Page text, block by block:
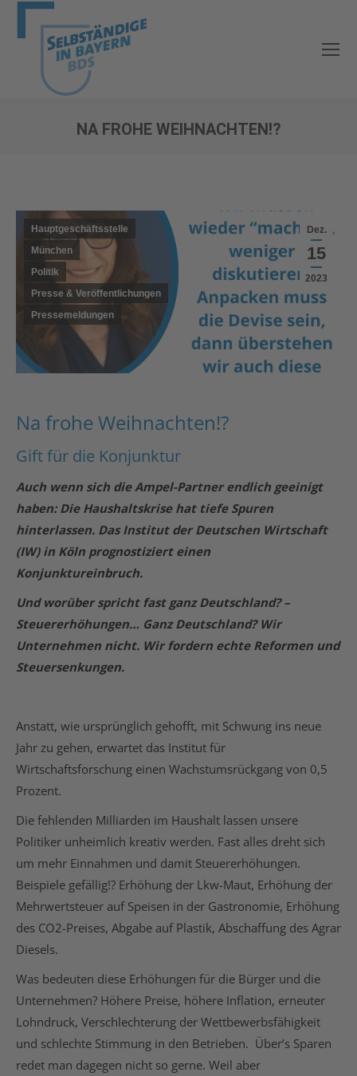
NA FROHE WEIHNACHTEN!?
Dez.
15
2023
Hauptgeschäftsstelle
München
Politik
Presse & Veröffentlichungen
Pressemeldungen
Na frohe Weihnachten!?
Gift für die Konjunktur
Auch wenn sich die Ampel-Partner endlich geeinigt
haben: Die Haushaltskrise hat tiefe Spuren
hinterlassen. Das Institut der Deutschen Wirtschaft
(IW) in Köln prognostiziert einen
Konjunktureinbruch.
Und worüber spricht fast ganz Deutschland? –
Steuererhöhungen… Ganz Deutschland? Wir
Unternehmen nicht. Wir fordern echte Reformen und
Steuersenkungen.
Anstatt, wie ursprünglich gehofft, mit Schwung ins neue
Jahr zu gehen, erwartet das Institut für
Wirtschaftsforschung einen Wachstumsrückgang von 0,5
Prozent.
Die fehlenden Milliarden im Haushalt lassen unsere
Politiker unheimlich kreativ werden. Fast alles dreht sich
um mehr Einnahmen und damit Steuererhöhungen.
Beispiele gefällig!? Erhöhung der Lkw-Maut, Erhöhung der
Mehrwertsteuer auf Speisen in der Gastronomie, Erhöhung
des CO2-Preises, Abgabe auf Plastik, Abschaffung des Agrar
Diesels.
Was bedeuten diese Erhöhungen für die Bürger und die
Unternehmen? Höhere Preise, höhere Inflation, erneuter
Lohndruck, Verschlechterung der Wettbewerbsfähigkeit
und schlechte Stimmung in den Betrieben. Über’s Sparen
redet man dagegen nicht so gerne. Weil aber